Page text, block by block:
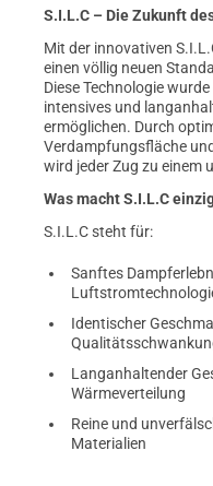
S.I.L.C – Die Zukunft
Mit der innovativen
einen völlig neuen
Diese Technologie
intensives und
ermöglichen. Durch
Verdampfungsfläche
wird jeder Zug zu einem
Was macht S.I.L.C
S.I.L.C steht für:
Sanftes
Identischer
Langanhaltender
Wärmeverteilung
Reine und
Materialien